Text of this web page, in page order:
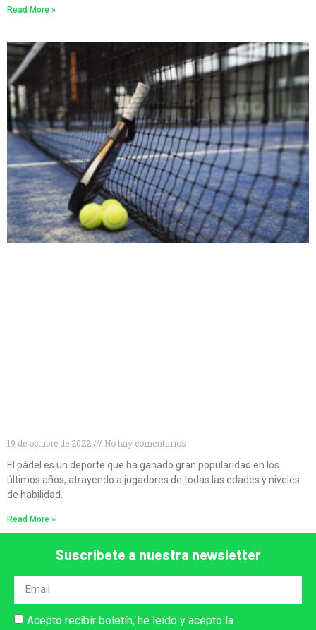
Read More »
19 de octubre de 2022
No hay comentarios
El pádel es un deporte que ha ganado gran popularidad en los
últimos años, atrayendo a jugadores de todas las edades y niveles
de habilidad.
Read More »
Suscríbete a nuestra newsletter
Acepto recibir boletín, he leído y acepto la